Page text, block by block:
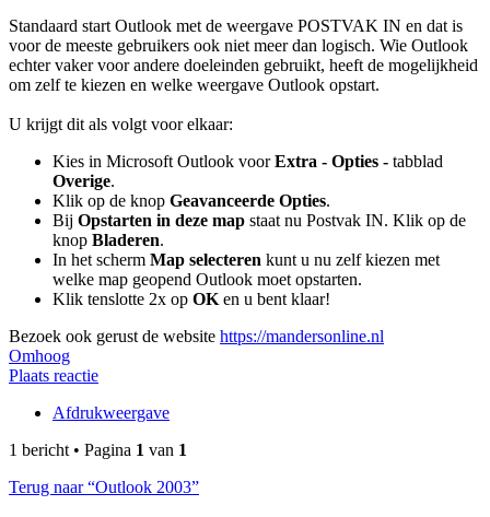
Standaard start Outlook met de weergave POSTVAK IN en dat is
voor de meeste gebruikers ook niet meer dan logisch. Wie Outlook
echter vaker voor andere doeleinden gebruikt, heeft de mogelijkheid
om zelf te kiezen en welke weergave Outlook opstart.
U krijgt dit als volgt voor elkaar:
Kies in Microsoft Outlook voorExtra - Opties - tabblad
Overige.
Klik op de knop Geavanceerde Opties.
Bij Opstarten in deze map staat nu Postvak IN. Klik op de
knop Bladeren.
In het scherm Map selecteren kunt u nu zelf kiezen met
welke map geopend Outlook moet opstarten.
Klik tenslotte 2x op OK en u bent klaar!
Bezoek ook gerust de website https://mandersonline.nl
Omhoog
Plaats reactie
Afdrukweergave
1 bericht • Pagina 1 van 1
Terug naar “Outlook 2003”